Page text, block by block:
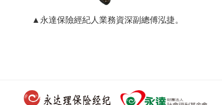
▲永達保險經紀人業務資深副總傅泓捷。